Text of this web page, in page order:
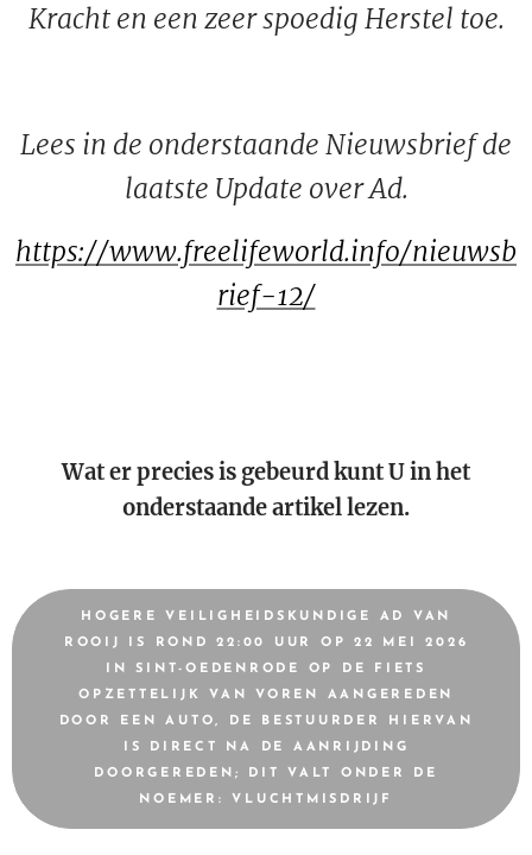
Kracht en een zeer spoedig Herstel toe.
Lees in de onderstaande Nieuwsbrief de
laatste Update over Ad.
https://www.freelifeworld.info/nieuwsb
rief-12/
Wat er precies is gebeurd kunt U in het
onderstaande artikel lezen.
HOGERE VEILIGHEIDSKUNDIGE AD VAN
ROOIJ IS ROND 22:00 UUR OP 22 MEI 2026
IN SINT-OEDENRODE OP DE FIETS
OPZETTELIJK VAN VOREN AANGEREDEN
DOOR EEN AUTO, DE BESTUURDER HIERVAN
IS DIRECT NA DE AANRIJDING
DOORGEREDEN; DIT VALT ONDER DE
NOEMER: VLUCHTMISDRIJF